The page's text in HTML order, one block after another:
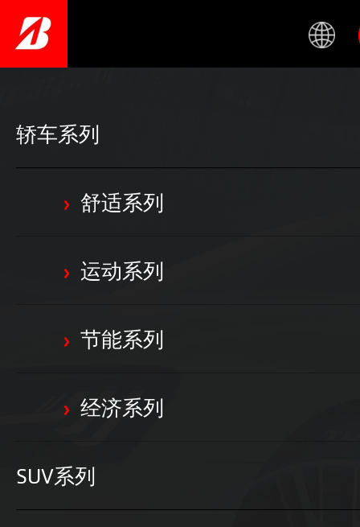
content
轿车系列
舒适系列
运动系列
节能系列
经济系列
SUV系列